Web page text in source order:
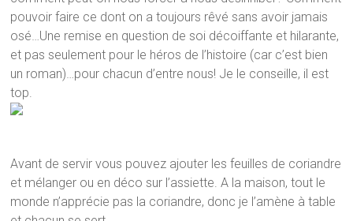
pouvoir faire ce dont on a toujours rêvé sans avoir jamais
osé…Une remise en question de soi décoiffante et hilarante,
et pas seulement pour le héros de l’histoire (car c’est bien
un roman)…pour chacun d’entre nous! Je le conseille, il est
top.
Avant de servir vous pouvez ajouter les feuilles de coriandre
et mélanger ou en déco sur l’assiette. A la maison, tout le
monde n’apprécie pas la coriandre, donc je l’amène à table